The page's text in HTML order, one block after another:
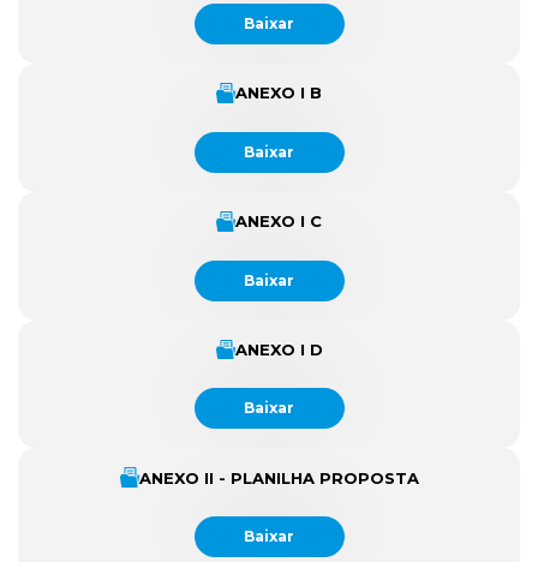
Baixar
ANEXO I B
Baixar
ANEXO I C
Baixar
ANEXO I D
Baixar
ANEXO II - PLANILHA PROPOSTA
Baixar